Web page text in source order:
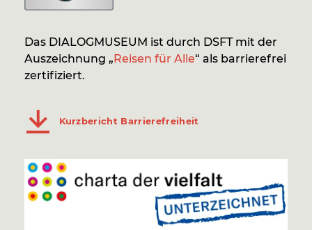
Das DIALOGMUSEUM ist durch DSFT mit der
Auszeichnung „Reisen für Alle“ als barrierefrei
zertifiziert.
Kurzbericht Barrierefreiheit